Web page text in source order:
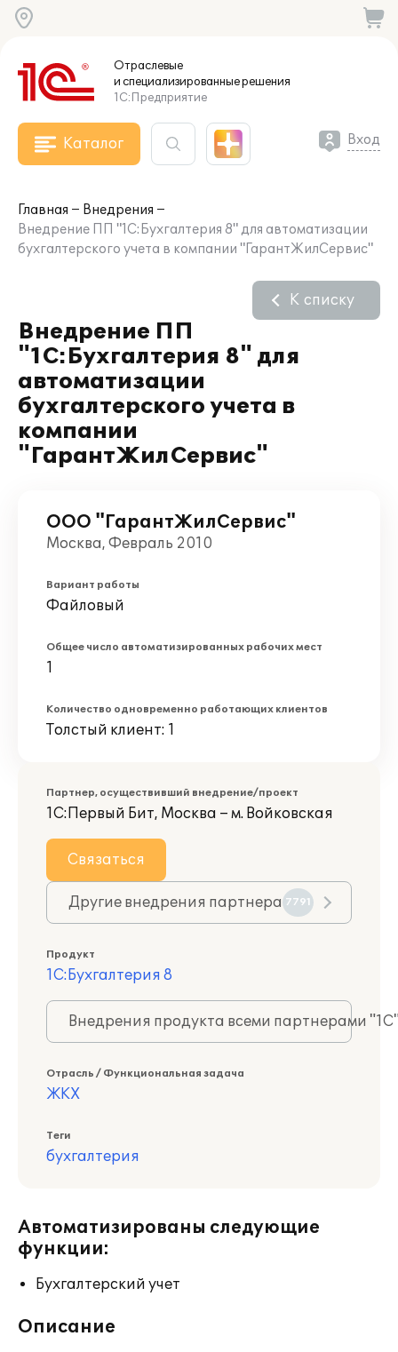
Отраслевые
и специализированныерешения
1С:Предприятие
Каталог Вход
Главная
Внедрения
Внедрение ПП "1С:Бухгалтерия 8" для автоматизации
бухгалтерского учета в компании "ГарантЖилСервис"
Внедрение ПП
"1С:Бухгалтерия 8" для
автоматизации
бухгалтерского учета в
компании
"ГарантЖилСервис"
К списку
ООО "ГарантЖилСервис"
Москва, Февраль 2010
Вариант работы
Файловый
Общее число автоматизированных рабочих мест
1
Количество одновременно работающих клиентов
Толстый клиент: 1
Партнер, осуществивший внедрение/проект
1С:Первый Бит, Москва – м. Войковская
Связаться
Другие внедрения партнера 7791
Продукт
1С:Бухгалтерия 8
Внедрения продукта всеми партнерами
Отрасль / Функциональная задача
ЖКХ
Теги
бухгалтерия
Автоматизированы следующие
функции:
Бухгалтерский учет
Описание